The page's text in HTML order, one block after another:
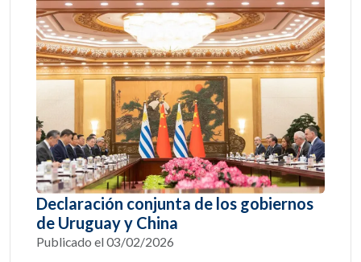
Declaración conjunta de los gobiernos
de Uruguay y China
Publicado el 03/02/2026